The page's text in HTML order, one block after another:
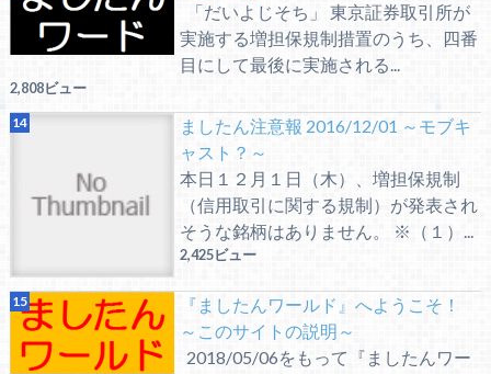
「だいよじそち」 東京証券取引所が
実施する増担保規制措置のうち、四番
目にして最後に実施される...
2,808ビュー
ましたん注意報 2016/12/01 ～モブキ
ャスト？～
本日１２月１日（木）、増担保規制
（信用取引に関する規制）が発表され
そうな銘柄はありません。 ※（１）...
2,425ビュー
『ましたんワールド』へようこそ！
～このサイトの説明～
2018/05/06をもって『ましたんワー